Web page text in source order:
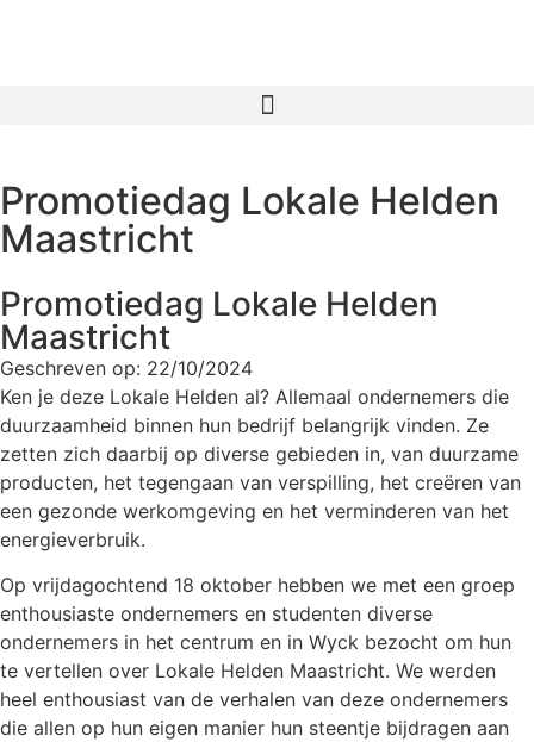
Promotiedag Lokale Helden
Maastricht
Promotiedag Lokale Helden
Maastricht
Geschreven op: 22/10/2024
Ken je deze Lokale Helden al? Allemaal ondernemers die
duurzaamheid binnen hun bedrijf belangrijk vinden. Ze
zetten zich daarbij op diverse gebieden in, van duurzame
producten, het tegengaan van verspilling, het creëren van
een gezonde werkomgeving en het verminderen van het
energieverbruik.
Op vrijdagochtend 18 oktober hebben we met een groep
enthousiaste ondernemers en studenten diverse
ondernemers in het centrum en in Wyck bezocht om hun
te vertellen over Lokale Helden Maastricht. We werden
heel enthousiast van de verhalen van deze ondernemers
die allen op hun eigen manier hun steentje bijdragen aan